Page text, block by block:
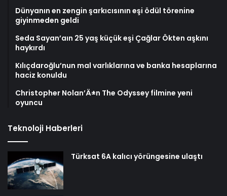
Dünyanın en zengin şarkıcısının eşi ödül törenine
giyinmeden geldi
Seda Sayan’aın 25 yaş küçük eşi Çağlar Ökten aşkını
haykırdı
Kılıçdaroğlu’nun mal varlıklarına ve banka hesaplarına
haciz konuldu
Christopher Nolan’Ä±n The Odyssey filmine yeni
oyuncu
Teknoloji Haberleri
Türksat 6A kalıcı yörüngesine ulaştı